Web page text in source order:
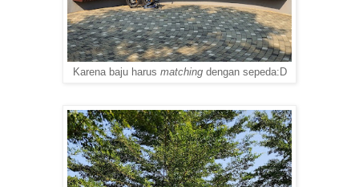
Karena baju harus matchingdengan sepeda:D